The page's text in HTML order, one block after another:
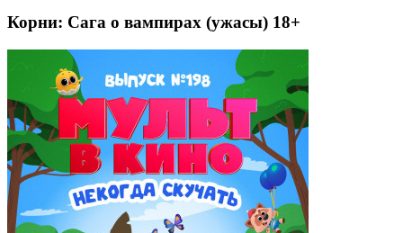
Корни: Сага о вампирах (ужасы) 18+